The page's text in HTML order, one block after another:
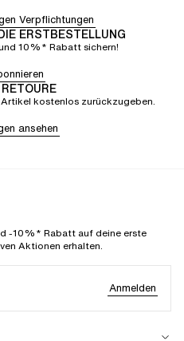
Verpflichtungen
ERSTBESTELLUNG
10%* Rabatt sichern!
kostenlos zurückzugeben.
ansehen
-10%* Rabatt auf deine erste
Aktionen erhalten.
Anmelden